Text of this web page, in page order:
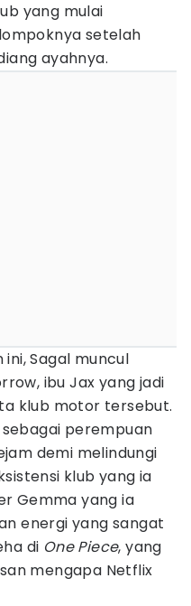
yang mulai
setelah
ayahnya.
Sagal muncul
ibu Jax yang jadi
klub motor tersebut.
perempuan
demi melindungi
klub yang ia
Gemma yang ia
energi yang sangat
di One Piece, yang
mengapa Netflix